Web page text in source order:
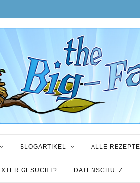
BLOGARTIKEL ALLE REZEPTE
GESUCHT? DATENSCHUTZ